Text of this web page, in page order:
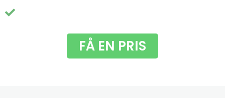
FÅ EN PRIS